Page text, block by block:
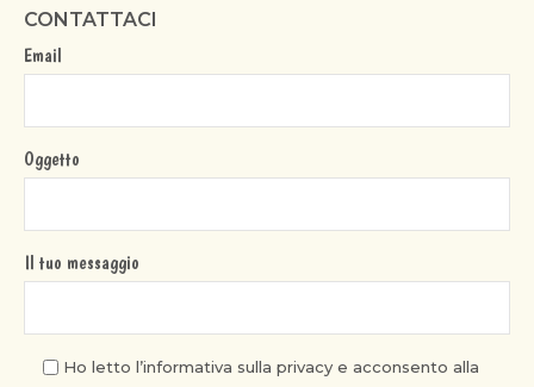
CONTATTACI
Email
Oggetto
Il tuo messaggio
Ho letto l’informativa sulla privacy e acconsento alla